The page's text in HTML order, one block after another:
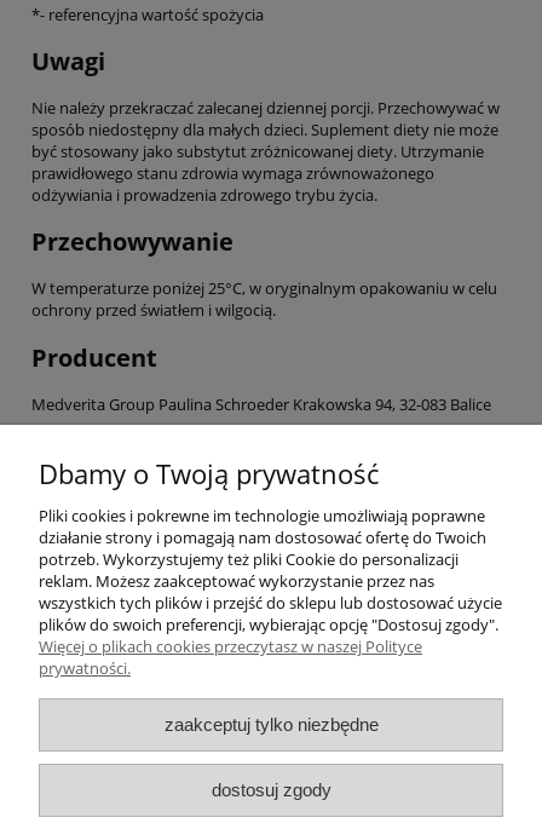
*- referencyjna wartość spożycia
Uwagi
Nie należy przekraczać zalecanej dziennej porcji. Przechowywać w
sposób niedostępny dla małych dzieci. Suplement diety nie może
być stosowany jako substytut zróżnicowanej diety. Utrzymanie
prawidłowego stanu zdrowia wymaga zrównoważonego
odżywiania i prowadzenia zdrowego trybu życia.
Przechowywanie
W temperaturze poniżej 25°C, w oryginalnym opakowaniu w celu
ochrony przed światłem i wilgocią.
Producent
Medverita Group Paulina Schroeder Krakowska 94, 32-083 Balice
Moje konto
Płatności i dostawa
Informacje
O nas
Numer konta do przelewów: 21 1050 1445
1000 0091 4895 6635
Dbamy o Twoją prywatność
Pliki cookies i pokrewne im technologie umożliwiają poprawne
działanie strony i pomagają nam dostosować ofertę do Twoich
potrzeb. Wykorzystujemy też pliki Cookie do personalizacji
reklam. Możesz zaakceptować wykorzystanie przez nas
wszystkich tych plików i przejść do sklepu lub dostosować użycie
plików do swoich preferencji, wybierając opcję "Dostosuj zgody".
Więcej o plikach cookies przeczytasz w naszej Polityce
prywatności.
zaakceptuj tylko niezbędne
dostosuj zgody